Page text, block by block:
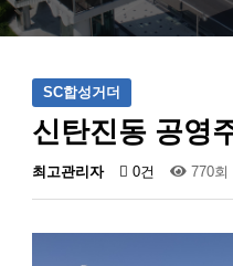
SC합성거더
신탄진동 공영
최고관리자 0건 770회